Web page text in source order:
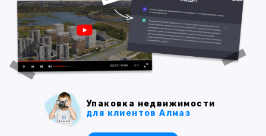
Упаковка недвижимости
для клиентов Алмаз